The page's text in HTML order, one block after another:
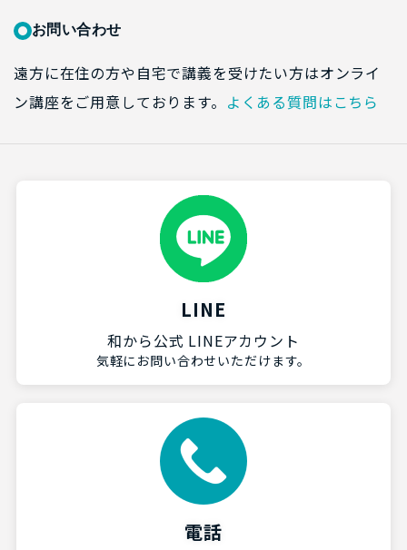
お問い合わせ
遠方に在住の方や自宅で講義を受けたい方はオンライ
ン講座をご用意しております。 よくある質問はこちら
LINE
和から公式 LINEアカウント
気軽にお問い合わせいただけます。
電話